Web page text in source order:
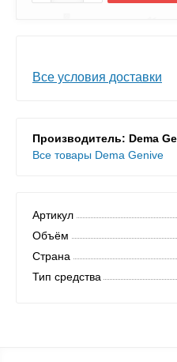
Все условия доставки
Производитель: Dema
Все товары Dema Genive
Артикул
Объём
Страна
Тип средства